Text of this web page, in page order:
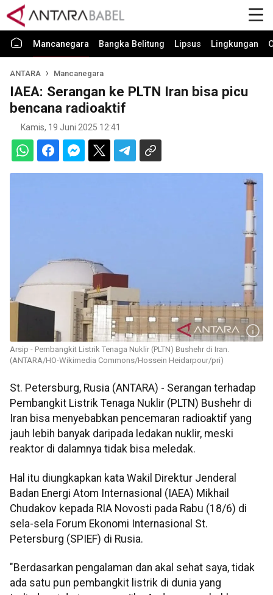
Mancanegara Bangka Belitung Lipsus Lingkungan
ANTARA Mancanegara
IAEA: Serangan ke PLTN Iran bisa picu
bencana radioaktif
Kamis, 19 Juni 2025 12:41
Arsip - Pembangkit Listrik Tenaga Nuklir (PLTN) Bushehr di Iran.
(ANTARA/HO-Wikimedia Commons/Hossein Heidarpour/pri)
St. Petersburg, Rusia (ANTARA) - Serangan terhadap
Pembangkit Listrik Tenaga Nuklir (PLTN) Bushehr di
Iran bisa menyebabkan pencemaran radioaktif yang
jauh lebih banyak daripada ledakan nuklir, meski
reaktor di dalamnya tidak bisa meledak.
Hal itu diungkapkan kata Wakil Direktur Jenderal
Badan Energi Atom Internasional (IAEA) Mikhail
Chudakov kepada RIA Novosti pada Rabu (18/6) di
sela-sela Forum Ekonomi Internasional St.
Petersburg (SPIEF) di Rusia.
"Berdasarkan pengalaman dan akal sehat saya, tidak
ada satu pun pembangkit listrik di dunia yang